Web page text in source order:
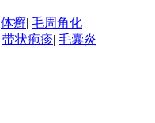
体癣| 毛周角化
带状疱疹| 毛囊炎